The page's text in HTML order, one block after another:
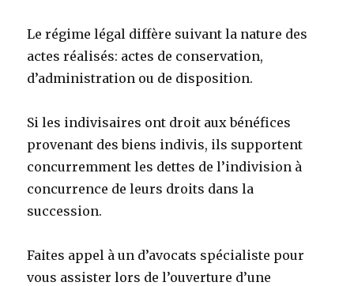
Le régime légal diffère suivant la nature des
actes réalisés: actes de conservation,
d’administration ou de disposition.
Si les indivisaires ont droit aux bénéfices
provenant des biens indivis, ils supportent
concurremment les dettes de l’indivision à
concurrence de leurs droits dans la
succession.
Faites appel à un d’avocats spécialiste pour
vous assister lors de l’ouverture d’une